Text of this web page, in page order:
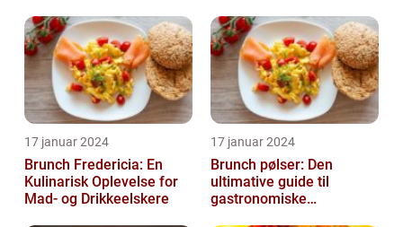
17 januar 2024
Brunch Fredericia: En
Kulinarisk Oplevelse for
Mad- og Drikkeelskere
17 januar 2024
Brunch pølser: Den
ultimative guide til
gastronomiske